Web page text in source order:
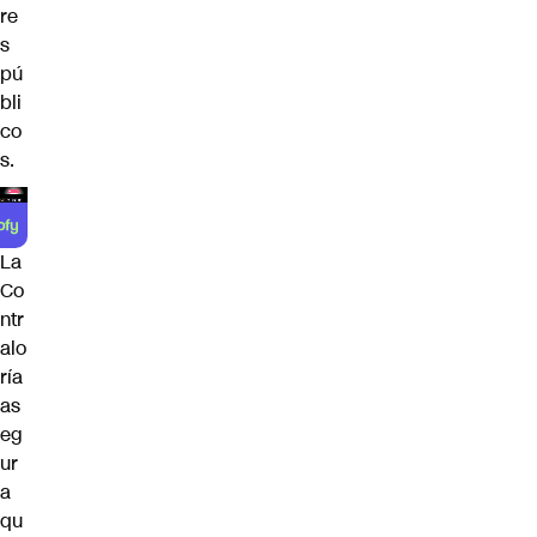
re
s
pú
bli
co
s.
La
Co
ntr
alo
ría
as
eg
ur
a
qu